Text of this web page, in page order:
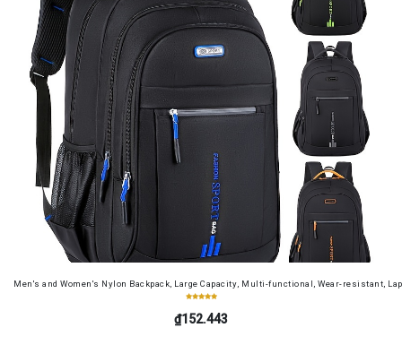
Men's and Women's Nylon Backpack, Large Capacity, Multi-functional, Wear-resistant,
₫152.443